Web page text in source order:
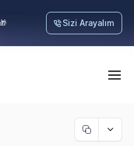
Sizi Arayalım